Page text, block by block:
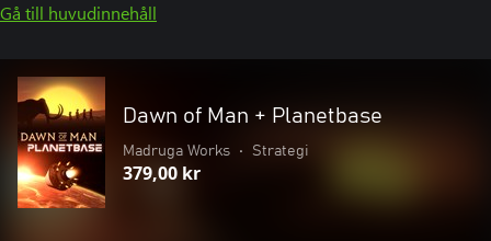
Gå till huvudinnehåll
Dawn of Man + Planetbase
Madruga Works • Strategi
379,00 kr